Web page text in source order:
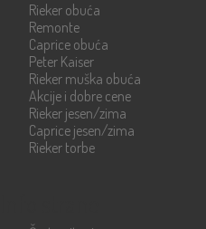
Rieker obuća
Remonte
Caprice obuća
Peter Kaiser
Rieker muška obuća
Akcije i dobre cene
Rieker jesen/zima
Caprice jesen/zima
Rieker torbe